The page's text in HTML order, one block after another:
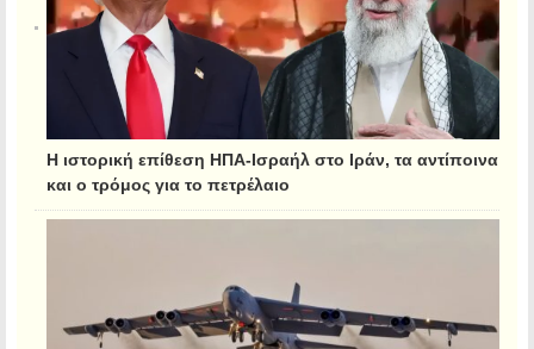
Η ιστορική επίθεση ΗΠΑ-Ισραήλ στο Ιράν, τα αντίποινα
και ο τρόμος για το πετρέλαιο